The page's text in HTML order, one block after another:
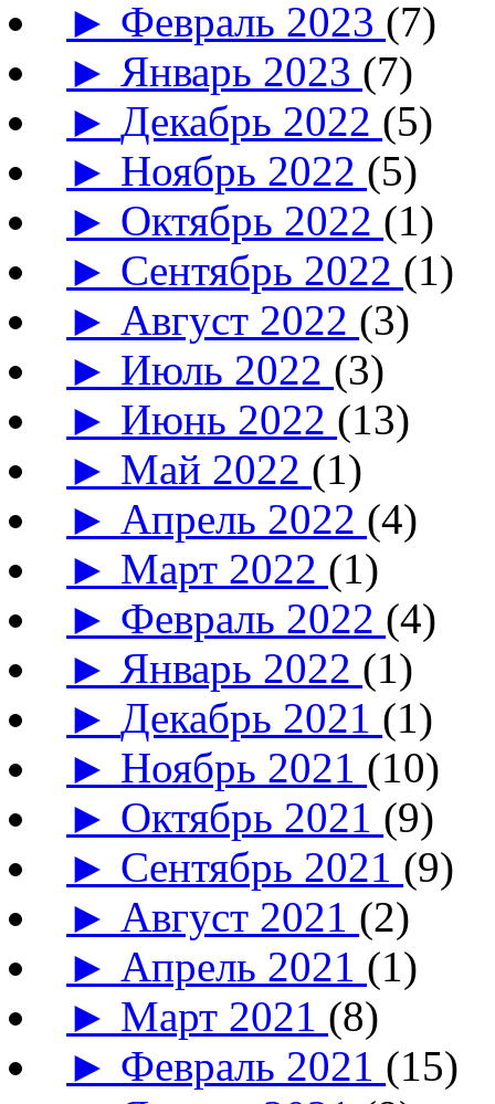
► Февраль 2023 (7)
► Январь 2023 (7)
►Декабрь 2022 (5)
► Ноябрь 2022 (5)
► Октябрь 2022 (1)
► Сентябрь 2022 (1)
► Август 2022 (3)
► Июль 2022 (3)
► Июнь 2022 (13)
► Май 2022 (1)
► Апрель 2022 (4)
► Март 2022 (1)
► Февраль 2022 (4)
► Январь 2022 (1)
►Декабрь 2021 (1)
► Ноябрь 2021 (10)
► Октябрь 2021 (9)
► Сентябрь 2021 (9)
► Август 2021 (2)
► Апрель 2021 (1)
► Март 2021 (8)
► Февраль 2021 (15)